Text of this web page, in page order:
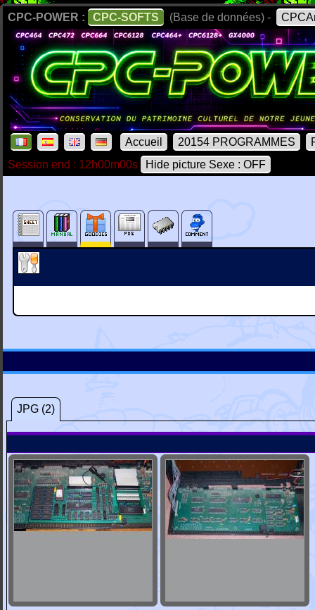
CPC-POWER : CPC-SOFTS (Base de données) -
Accueil 20154 PROGRAMMES
Session end : 12h00m00s
Hide picture Sexe : OFF
JPG (2)